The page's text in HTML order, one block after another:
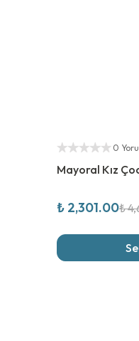
Yetkili Satıcı
0
Mayoral Kız
₺ 2,301.00₺